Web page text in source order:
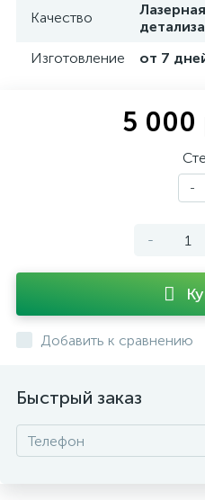
Качество
Изготовление
от 7
5 000
-
-
Добавить к сравнению
Быстрый заказ